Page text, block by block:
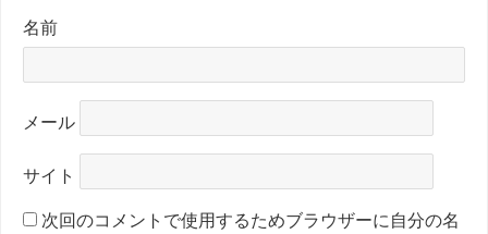
名前
メール
サイト
次回のコメントで使用するためブラウザーに自分の名